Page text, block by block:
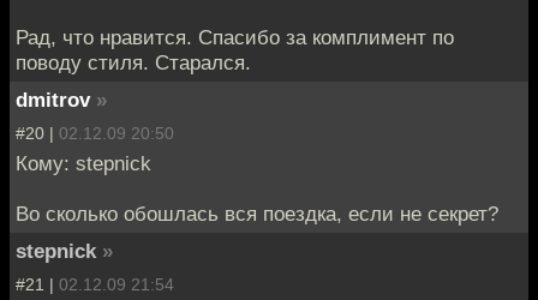
Рад, что нравится. Спасибо за комплимент по
поводу стиля. Старался.
dmitrov »
#20 | 02.12.09 20:50
Кому: stepnick
Во сколько обошлась вся поездка, если не секрет?
stepnick »
#21 | 02.12.09 21:54